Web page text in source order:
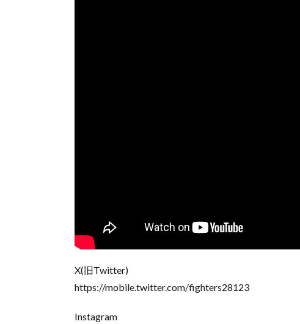
X(旧Twitter)
https://mobile.twitter.com/fighters28123
Instagram